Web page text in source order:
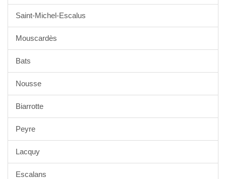
Saint-Michel-Escalus
Mouscardès
Bats
Nousse
Biarrotte
Peyre
Lacquy
Escalans